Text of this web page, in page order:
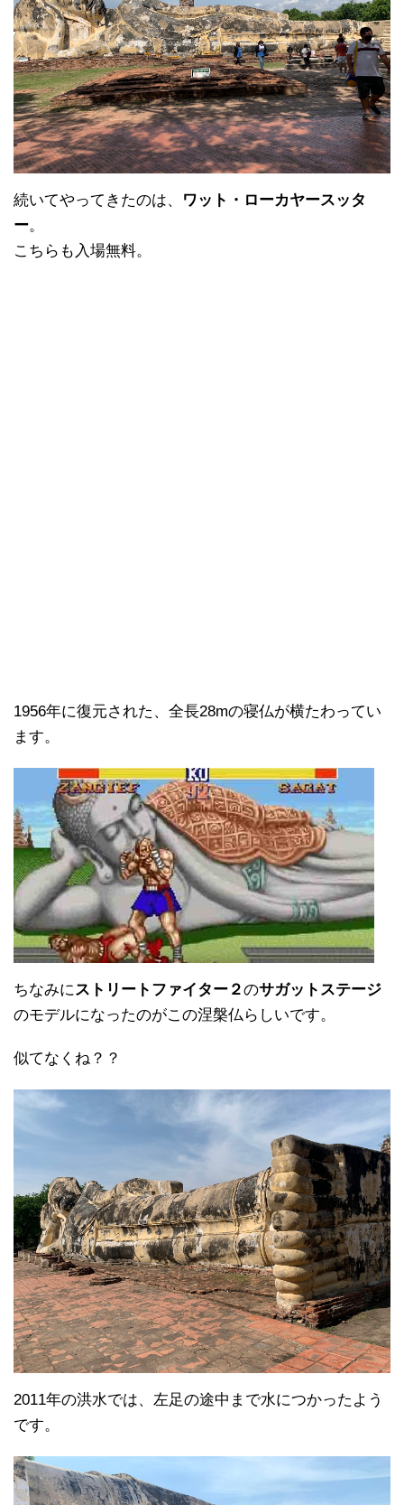
続いてやってきたのは、
ワット・ローカヤースッタ
ー。
こちらも入場無料。
1956年に復元された、全長28mの寝仏が横たわってい
ます。
ちなみにストリートファイター２のサガットステージ
のモデルになったのがこの涅槃仏らしいです。
似てなくね？？
2011年の洪水では、左足の途中まで水につかったよう
です。